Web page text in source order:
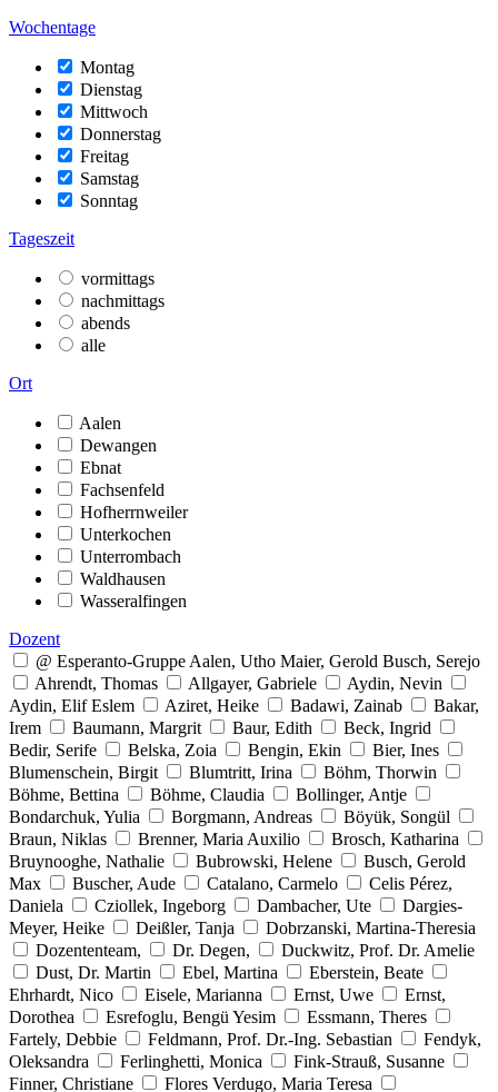
Wochentage
Montag
Dienstag
Mittwoch
Donnerstag
Freitag
Samstag
Sonntag
Tageszeit
vormittags
nachmittags
abends
alle
Ort
Aalen
Dewangen
Ebnat
Fachsenfeld
Hofherrnweiler
Unterkochen
Unterrombach
Waldhausen
Wasseralfingen
Dozent
@ Esperanto-Gruppe Aalen, Utho Maier, Gerold Busch, Serejo
Ahrendt, Thomas
Allgayer, Gabriele
Aydin, Nevin
Aydin, Elif Eslem
Aziret, Heike Badawi, Zainab
Bakar,
Irem
Baumann, Margrit Baur, Edith
Beck, Ingrid
Bedir, Serife
Belska, Zoia Bengin, Ekin
Bier, Ines
Blumenschein, Birgit
Blumtritt, Irina
Böhm, Thorwin
Böhme, Bettina
Böhme, Claudia
Bollinger, Antje
Bondarchuk, Yulia
Borgmann, Andreas
Böyük, Songül
Braun, Niklas
Brenner, Maria Auxilio
Brosch, Katharina
Bruynooghe, Nathalie
Bubrowski, Helene
Busch, Gerold
Max
Buscher, Aude Catalano, Carmelo
Celis Pérez,
Daniela
Cziollek, Ingeborg Dambacher, Ute
Dargies-
Meyer, Heike
Deißler, Tanja
Dobrzanski, Martina-Theresia
Dozententeam,
Dr. Degen,
Duckwitz, Prof. Dr. Amelie
Dust, Dr. Martin
Ebel, Martina
Eberstein, Beate
Ehrhardt, Nico
Eisele, Marianna Ernst, Uwe
Ernst,
Dorothea
Esrefoglu, Bengü Yesim
Essmann, Theres
Fartely, Debbie
Feldmann, Prof. Dr.-Ing. Sebastian
Fendyk,
Oleksandra
Ferlinghetti, Monica
Fink-Strauß, Susanne
Finner, Christiane
Flores Verdugo, Maria Teresa